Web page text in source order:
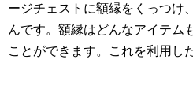
ージチェストに額縁をくっつけ
んです。額縁はどんなアイテム
ことができます。これを利用し